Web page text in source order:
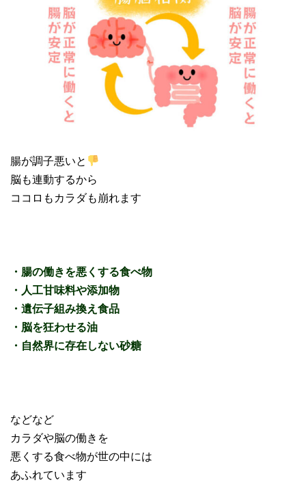
腸が調子悪いと
脳も連動するから
ココロもカラダも崩れます
・腸の働きを悪くする食べ物
・人工甘味料や添加物
・遺伝子組み換え食品
・脳を狂わせる油
・自然界に存在しない砂糖
などなど
カラダや脳の働きを
悪くする食べ物が世の中には
あふれています